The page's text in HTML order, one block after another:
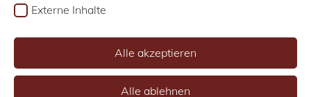
Externe Inhalte
Alle akzeptieren
Alle ablehnen